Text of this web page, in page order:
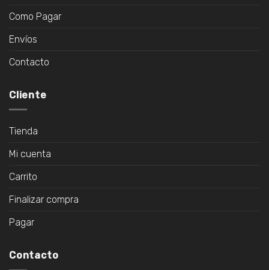
Como Pagar
Envíos
Contacto
Cliente
Tienda
Mi cuenta
Carrito
Finalizar compra
Pagar
Contacto